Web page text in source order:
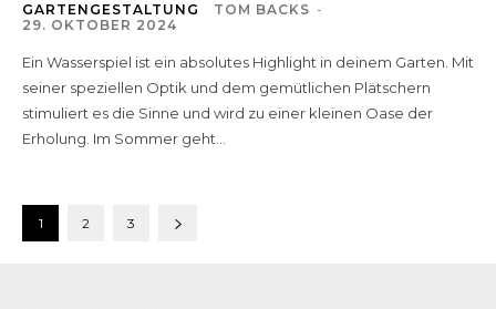
GARTENGESTALTUNG TOM BACKS -
29. OKTOBER 2024
Ein Wasserspiel ist ein absolutes Highlight in deinem Garten. Mit
seiner speziellen Optik und dem gemütlichen Plätschern
stimuliert es die Sinne und wird zu einer kleinen Oase der
Erholung. Im Sommer geht...
1 2 3